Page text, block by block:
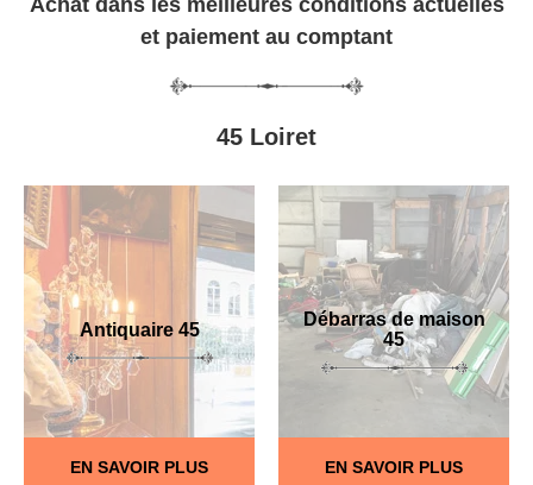
Achat dans les meilleures conditions actuelles
et paiement au comptant
45 Loiret
Antiquaire 45
EN SAVOIR PLUS
Débarras de maison
45
EN SAVOIR PLUS